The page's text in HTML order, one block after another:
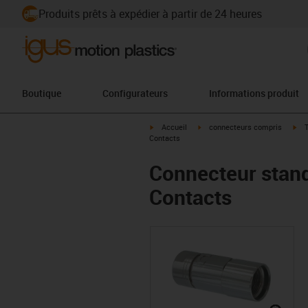
Produits prêts à expédier à partir de 24 heures
Boutique Configurateurs Informations produit
igus-icon-arrow-right
Accueil igus-icon-arrow-right
connecteurs compris
Contacts
Connecteur
Contacts